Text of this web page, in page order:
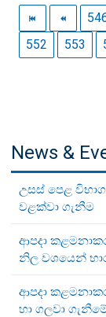
552
553
News &
උසස් පෙළ
වළක්වා ගැනීම
ආපදා
නිල වශයෙන්
ආපදා
හා ගලවා